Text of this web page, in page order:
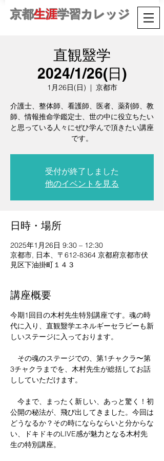
京都生涯学習カレッジ
直観毉学
2024/1/26(日)
1月26日(日)
  |
京都市
介護士、整体師、看護師、医者、薬剤師、教
師、情報推命学鑑定士、世の中に役立ちたい
と思っている人々にぜひ学んで頂きたい講座
です。
受付が終了しました
他のイベントを見る
日時・場所
2025年1月26日 9:30 – 12:30
京都市, 日本、〒612-8364 京都府京都市伏
見区下油掛町１４３
講座概要
今期1回目の木村先生特別講座です。魂の時
代に入り、直観毉学エネルギーセラピーも新
しいステージに入っております。
その魂のステージでの、第1チャクラ〜第
3チャクラまでを、木村先生が総括してお話
ししていただけます。
今まで、まったく新しい、あっと驚く！初
公開の秘法が、飛び出してきました。今回は
どうなるか？その時にならならいと分からな
い、ドキドキのLIVE感が魅力となる木村先
生の特別講座。